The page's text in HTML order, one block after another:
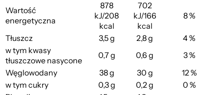
z Mozzarellą i Pomidorami
Wartość
energetyczna
878
kJ/208
kcal
702
kJ/166
kcal
8 %
Tłuszcz 3,5 g 2,8 g
4 %
w tym kwasy
tłuszczowe nasycone
0,7 g 0,6 g
3 %
Węglowodany
38 g 30 g
12 %
w tym cukry
0,3 g 0,2 g
0 %